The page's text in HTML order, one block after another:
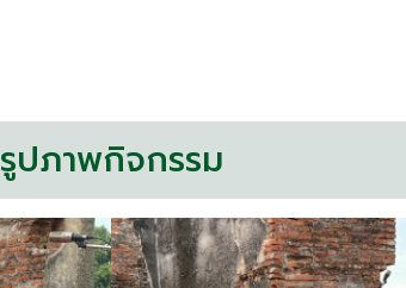
รูปภาพกิจกรรม